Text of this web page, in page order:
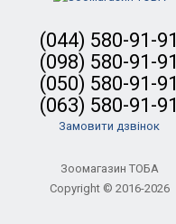
(044) 580-91-91
(098) 580-91-91
(050) 580-91-91
(063) 580-91-91
Замовити дзвінок
Зоомагазин ТОБА
Copyright © 2016-2026